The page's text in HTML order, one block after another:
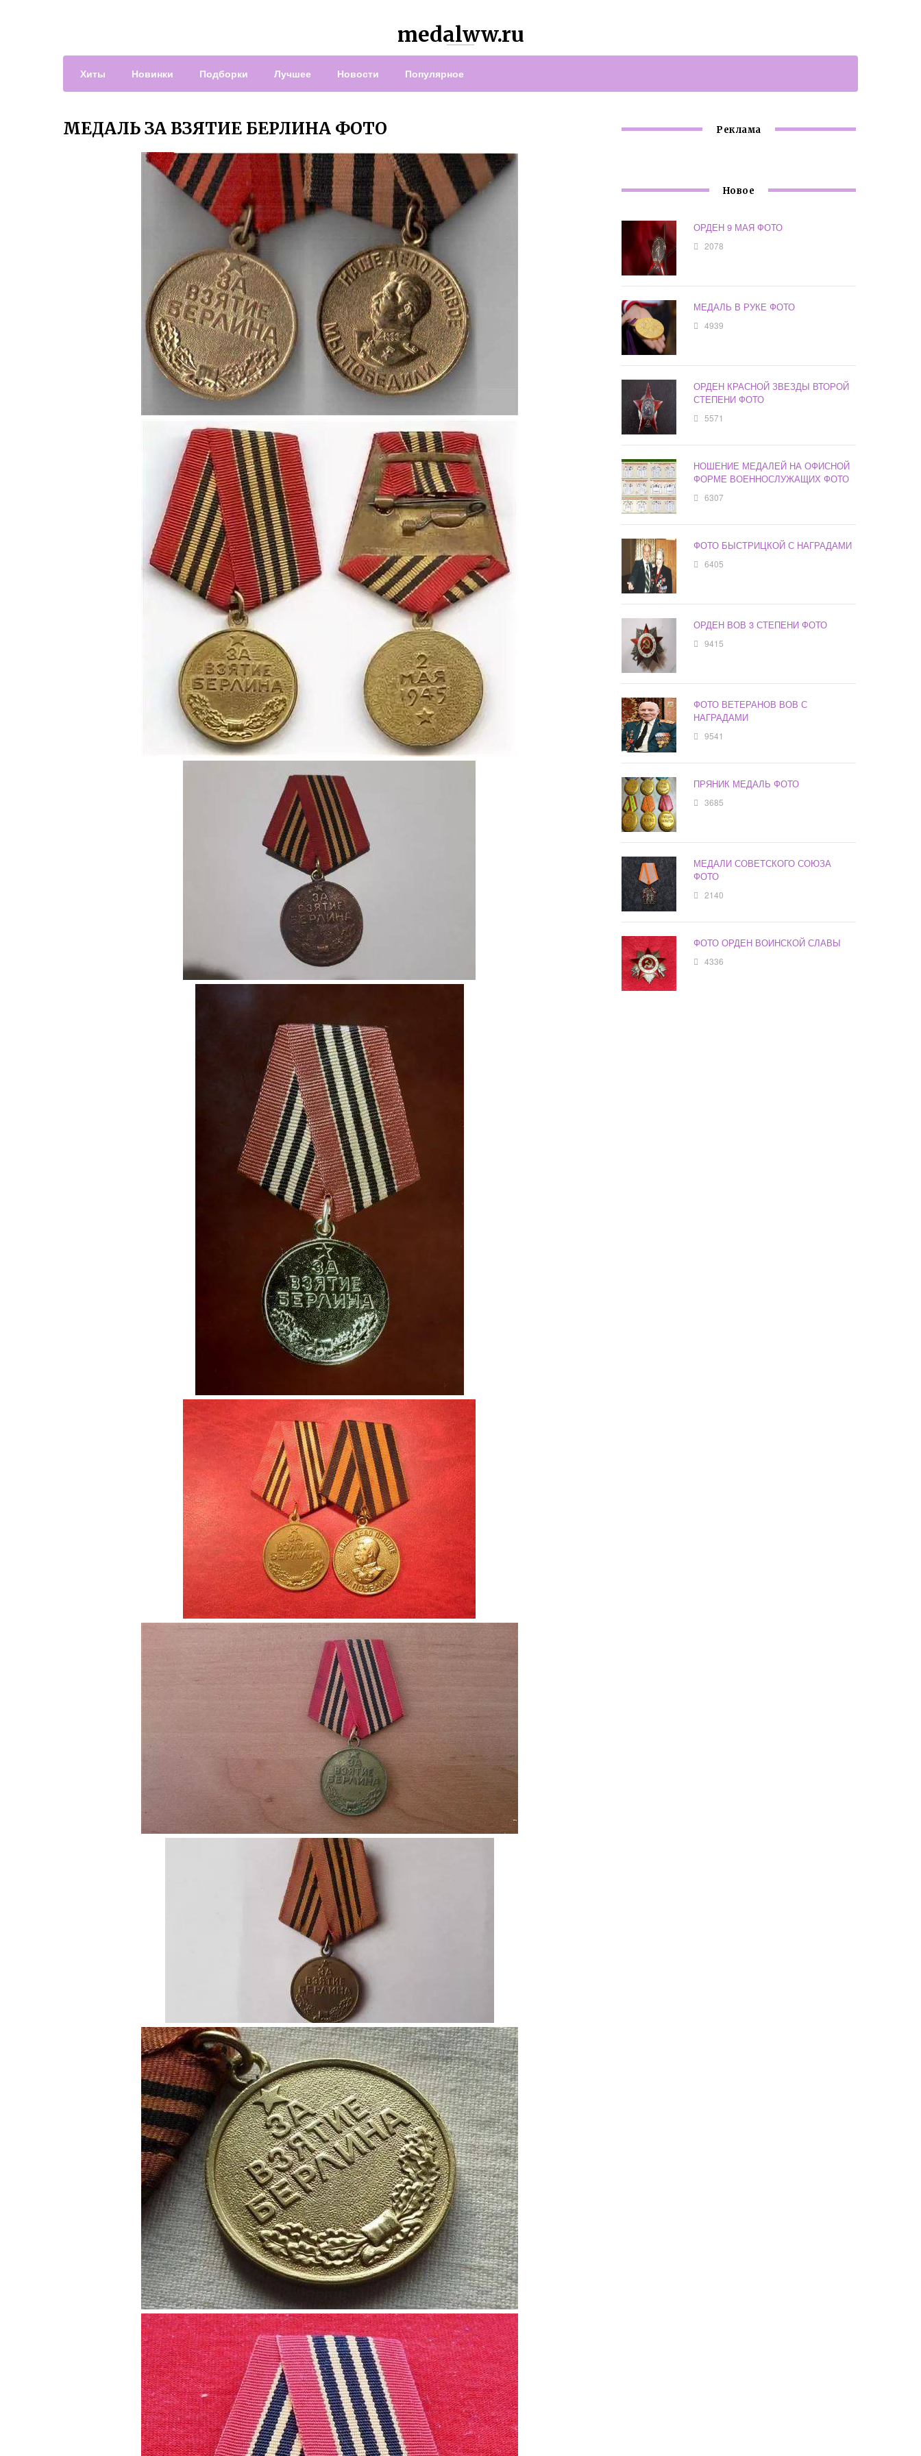
medalww.ru
Хиты Новинки Подборки Лучшее Новости Популярное
МЕДАЛЬ ЗА ВЗЯТИЕ БЕРЛИНА ФОТО Реклама
Новое
ОРДЕН 9 МАЯ ФОТО
2078
МЕДАЛЬ В РУКЕ ФОТО
4939
ОРДЕН КРАСНОЙ ЗВЕЗДЫ ВТОРОЙ
СТЕПЕНИ ФОТО
5571
НОШЕНИЕ МЕДАЛЕЙ НА ОФИСНОЙ
ФОРМЕ ВОЕННОСЛУЖАЩИХ ФОТО
6307
ФОТО БЫСТРИЦКОЙ С НАГРАДАМИ
6405
ОРДЕН ВОВ 3 СТЕПЕНИ ФОТО
9415
ФОТО ВЕТЕРАНОВ ВОВ С
НАГРАДАМИ
9541
ПРЯНИК МЕДАЛЬ ФОТО
3685
МЕДАЛИ СОВЕТСКОГО СОЮЗА
ФОТО
2140
ФОТО ОРДЕН ВОИНСКОЙ СЛАВЫ
4336